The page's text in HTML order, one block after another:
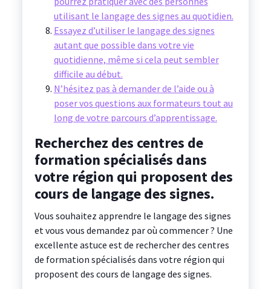
utilisant le langage des signes au quotidien.
Essayez d’utiliser le langage des signes
autant que possible dans votre vie
quotidienne, même si cela peut sembler
difficile au début.
N’hésitez pas à demander de l’aide ou à
poser vos questions aux formateurs tout au
long de votre parcours d’apprentissage.
Recherchez des centres de
formation spécialisés dans
votre région qui proposent des
cours de langage des signes.
Vous souhaitez apprendre le langage des signes
et vous vous demandez par où commencer ? Une
excellente astuce est de rechercher des centres
de formation spécialisés dans votre région qui
proposent des cours de langage des signes.